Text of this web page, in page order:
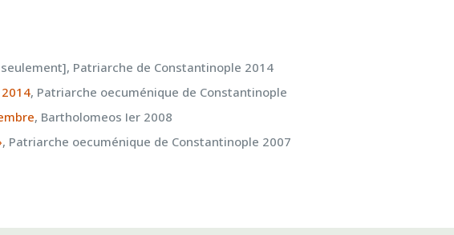
Patriarche de Constantinople 2014
, Patriarche oecuménique de Constantinople
, Bartholomeos Ier 2008
, Patriarche oecuménique de Constantinople 2007